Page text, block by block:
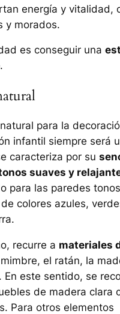
energía y vitalidad,
y morados.
es conseguir una
.
para la
infantil siempre será
caracteriza por su
suaves y
para las paredes
colores azules,
recurre a materiales
el ratán, la
En este sentido, se
de madera clara
Para otros elementos